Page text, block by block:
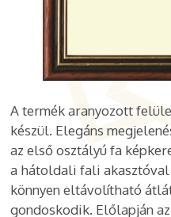
A termék aranyozott
készül. Elegáns
az első osztályú fa
a hátoldali fali
könnyen eltávolítható
gondoskodik. Előlapján